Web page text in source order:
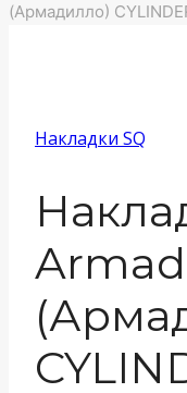
(Армадилло)
Накладки SQ